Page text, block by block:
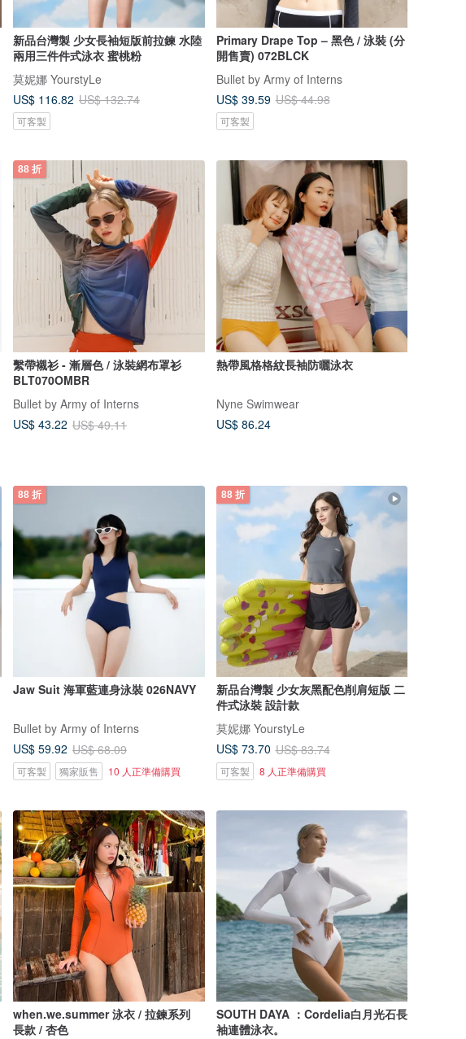
新品台灣製 少女長袖短版前拉鍊 水陸
兩用三件件式泳衣 蜜桃粉
莫妮娜 YourstyLe
US$ 116.82 US$ 132.74
可客製
Primary Drape Top – 黑色 / 泳裝 (分
開售賣) 072BLCK
Bullet by Army of Interns
US$ 39.59 US$ 44.98
可客製
88 折
繫帶襯衫 - 漸層色 / 泳裝網布罩衫
BLT070OMBR
Bullet by Army of Interns
US$ 43.22 US$ 49.11
熱帶風格格紋長袖防曬泳衣
Nyne Swimwear
US$ 86.24
88 折
Jaw Suit 海軍藍連身泳裝 026NAVY
Bullet by Army of Interns
US$ 59.92 US$ 68.09
可客製 獨家販售 10 人正準備購買
88 折
新品台灣製 少女灰黑配色削肩短版 二
件式泳裝 設計款
莫妮娜 YourstyLe
US$ 73.70 US$ 83.74
可客製 8 人正準備購買
when.we.summer 泳衣 / 拉鍊系列
長款 / 杏色
SOUTH DAYA ：Cordelia白月光石長
袖連體泳衣。